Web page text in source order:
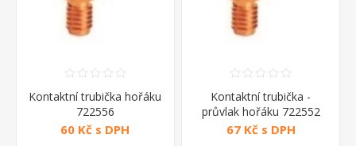
Kontaktní trubička hořáku
722556
60 Kč s DPH
Kontaktní trubička -
průvlak hořáku 722552
Telwin
67 Kč s DPH